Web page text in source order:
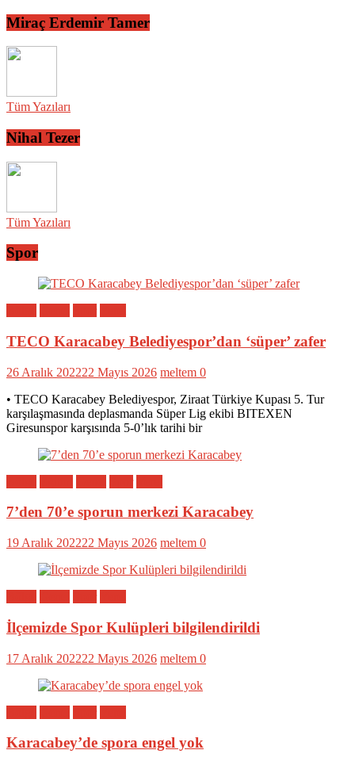
Miraç Erdemir Tamer
Tüm Yazıları
Nihal Tezer
Tüm Yazıları
Spor
TECO Karacabey Belediyespor’dan ‘süper’ zafer
26 Aralık 202222 Mayıs 2026 meltem 0
• TECO Karacabey Belediyespor, Ziraat Türkiye Kupası 5. Tur
karşılaşmasında deplasmanda Süper Lig ekibi BITEXEN
Giresunspor karşısında 5-0’lık tarihi bir
7’den 70’e sporun merkezi Karacabey
19 Aralık 202222 Mayıs 2026 meltem 0
İlçemizde Spor Kulüpleri bilgilendirildi
17 Aralık 202222 Mayıs 2026 meltem 0
Karacabey’de spora engel yok